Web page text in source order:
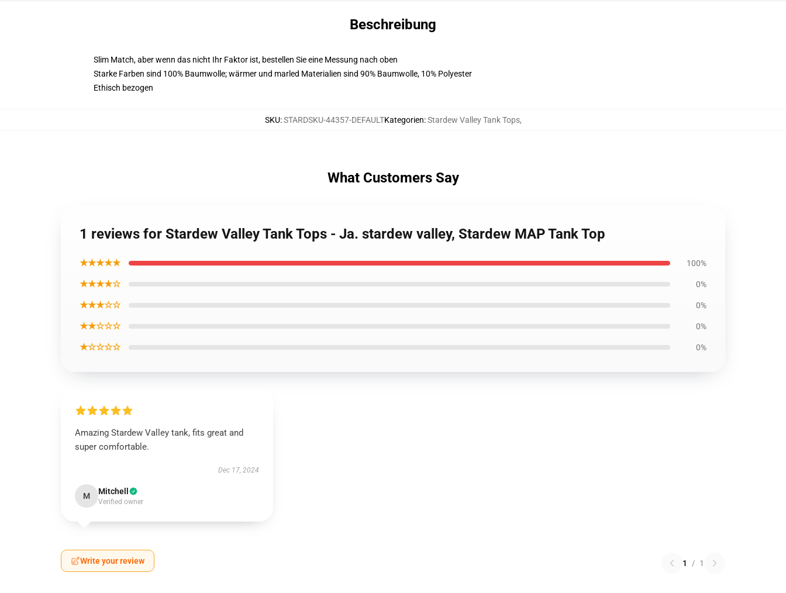
Beschreibung
Slim Match, aber wenn das nicht Ihr Faktor ist, bestellen Sie eine Messung nach oben
Starke Farben sind 100% Baumwolle; wärmer und marled Materialien sind 90% Baumwolle, 10% Polyester
Ethisch bezogen
SKU:STARDSKU-44357-DEFAULTKategorien:Stardew Valley Tank Tops,
What Customers Say
1 reviews for Stardew Valley Tank Tops - Ja. stardew valley, Stardew MAP Tank Top
★★★★★ 100%
★★★★☆ 0%
★★★☆☆ 0%
★★☆☆☆ 0%
★☆☆☆☆ 0%
Amazing Stardew Valley tank, fits great and
super comfortable.
Dec 17, 2024
M Mitchell
Verified owner
Write your review 1 / 1